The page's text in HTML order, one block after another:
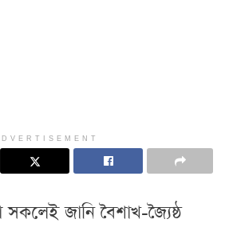
সকলেই জানি বৈশাখ-জ্যৈষ্ঠ